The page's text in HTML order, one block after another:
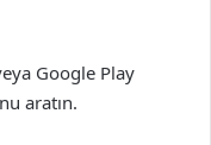
Google Play
aratın.